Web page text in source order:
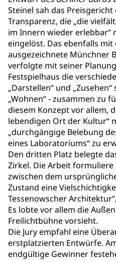
Steinel sah das
Transparenz, die „die
im Innern wieder erlebbar“
eingelöst. Das ebenfalls mit
ausgezeichnete Münchner
verfolgte mit seiner
Festspielhaus die
„Darstellen“ und
„Wohnen“ - zusammen zu
diesem Konzept vor allem,
lebendigen Ort der Kultur“
„durchgängige Belebung
eines Laboratoriums“ zu
Den dritten Platz belegte
Zirkel. Die Arbeit
zwischen dem
Zustand eine
Tessenowscher
Es lobte vor allem die
Freilichtbühne vorsieht.
Die Jury empfahl eine
erstplatzierten Entwürfe.
endgültige Gewinner